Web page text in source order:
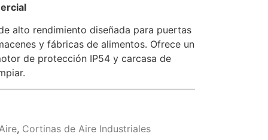
alto rendimiento diseñada para puertas
y fábricas de alimentos. Ofrece un
de protección IP54 y carcasa de
, Cortinas de Aire Industriales